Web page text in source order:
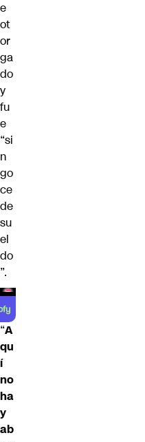
e
ot
or
ga
do
y
fu
e
“si
n
go
ce
de
su
el
do
”.
“A
qu
í
no
ha
y
ab